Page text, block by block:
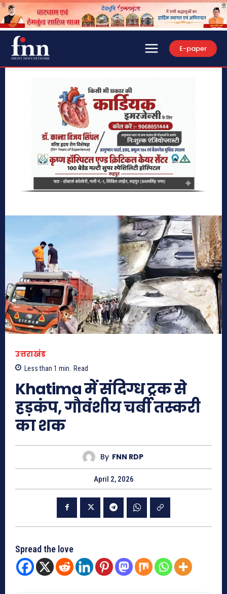
E-paper
उत्तराखंड
Less than 1 min. Read
Khatima में संदिग्ध ट्रक से
हड़कंप, गौवंशीय चर्बी तस्करी
का शक
By FNN RDP
April 2, 2026
Spread the love